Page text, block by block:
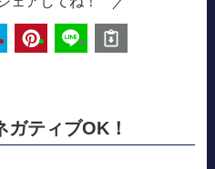
ティブOK！